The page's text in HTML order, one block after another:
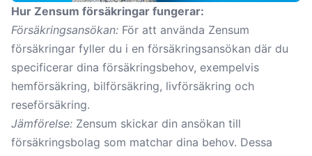
Hur Zensum försäkringar fungerar:
Försäkringsansökan: För att använda Zensum
försäkringar fyller du i en försäkringsansökan där du
specificerar dina försäkringsbehov, exempelvis
hemförsäkring, bilförsäkring, livförsäkring och
reseförsäkring.
Jämförelse: Zensum skickar din ansökan till
försäkringsbolag som matchar dina behov. Dessa